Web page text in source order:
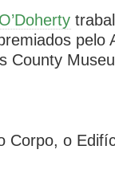
pelo
County
Corpo, o